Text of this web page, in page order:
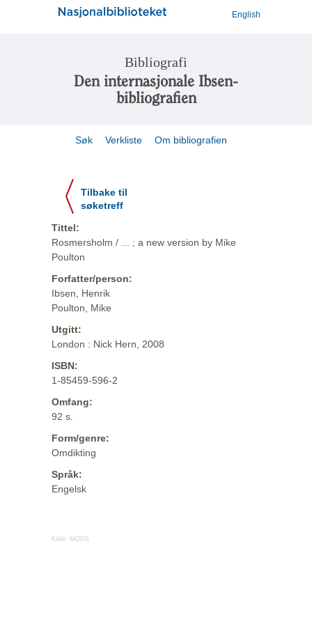
English
Bibliografi
Den internasjonale Ibsen-
bibliografien
Søk Verkliste Om bibliografien
Tilbake til
søketreff
Tittel:
Rosmersholm / ... ; a new version by Mike
Poulton
Forfatter/person:
Ibsen, Henrik
Poulton, Mike
Utgitt:
London : Nick Hern, 2008
ISBN:
1-85459-596-2
Omfang:
92 s.
Form/genre:
Omdikting
Språk:
Engelsk
Kilde: MODS